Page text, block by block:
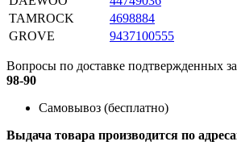
TAMROCK
4698884
GROVE
9437100555
Вопросы по доставке подтвержденных
98-90
Самовывоз (бесплатно)
Выдача товара производится по